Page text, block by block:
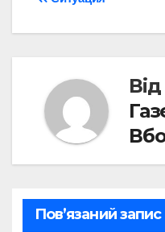
записів
Від
Пов’язаний запис